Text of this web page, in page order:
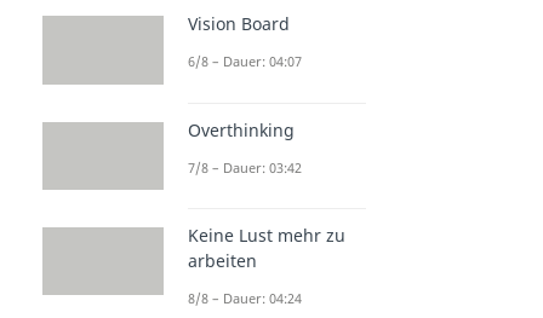
Vision Board
6/8 – Dauer: 04:07
Overthinking
7/8 – Dauer: 03:42
Keine Lust mehr zu
arbeiten
8/8 – Dauer: 04:24